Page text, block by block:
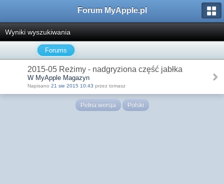
Forum MyApple.pl
Wyniki wyszukiwania
Forums
2015-05 Reżimy - nadgryziona część jabłka
W MyApple Magazyn
Napisano 21 sie 2015 10:43 przez tomasz
Pełna wersja Polski